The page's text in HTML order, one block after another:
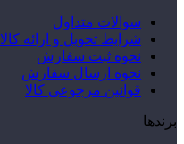
سوالات متداول
شرایط تحویل و ارائه کالا
نحوه ثبت سفارش
نحوه ارسال سفارش
قوانین مرجوعی کالا
برندها